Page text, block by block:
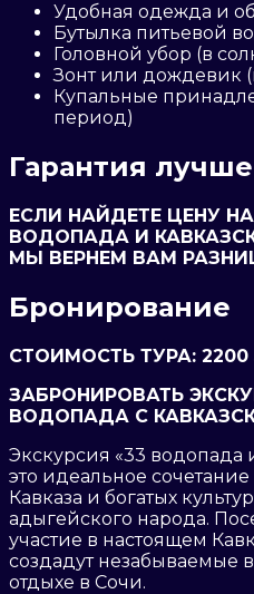
Удобная одежда и
Бутылка питьевой
Головной убор (в
Зонт или дождевик
Купальные
период)
Гарантия
ЕСЛИ НАЙДЕТЕ ЦЕНУ
ВОДОПАДА И
МЫ ВЕРНЕМ ВАМ
Бронирование
СТОИМОСТЬ ТУРА: 2200
ЗАБРОНИРОВАТЬ
ВОДОПАДА С
Экскурсия «33 водопада
это идеальное
Кавказа и богатых
адыгейского народа.
участие в настоящем
создадут незабываемые
отдыхе в Сочи.